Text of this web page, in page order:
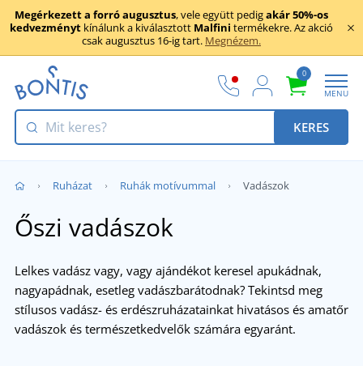
Megérkezett a forró augusztus, vele együtt pedigakár 50%-os
kedvezményt kínálunk a kiválasztott Malfini termékekre. Az akció
csak augusztus 16-ig tart. Megnézem.
0
MENU
KERES
Ruházat Ruhák motívummal Vadászok
Őszi vadászok
Lelkes vadász vagy, vagy ajándékot keresel apukádnak,
nagyapádnak, esetleg vadászbarátodnak? Tekintsd meg
stílusos vadász- és erdészruházatainkat hivatásos és amatőr
vadászok és természetkedvelők számára egyaránt.